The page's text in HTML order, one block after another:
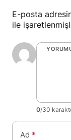
E-posta
ile
0/30
Ad *